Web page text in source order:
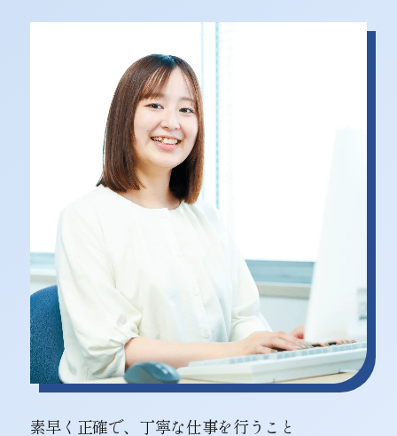
素早く正確で、丁寧な仕事を行うこと